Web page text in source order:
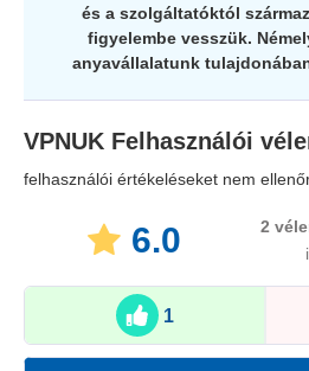
és a szolgáltatóktól
figyelembe vesszük.
anyavállalatunk
VPNUK Felhasználói
felhasználói értékeléseket nem
6.0 2
1